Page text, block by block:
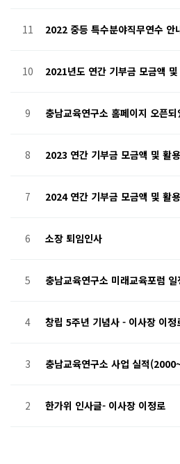
11 2022 중등 특수분야직무연수
10 2021년도 연간 기부금 모금액
9 충남교육연구소 홈페이지 오픈
8 2023 연간 기부금 모금액 및 활
7 2024 연간 기부금 모금액 및 활
6 소장 퇴임인사
5 충남교육연구소 미래교육포럼
4 창립 5주년 기념사 - 이사장 이정
3 충남교육연구소 사업 실적
2 한가위 인사글- 이사장 이정로